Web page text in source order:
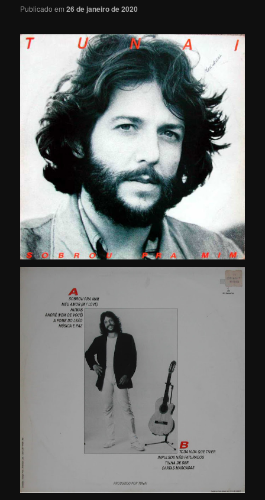
Publicado em26 de janeiro de 2020